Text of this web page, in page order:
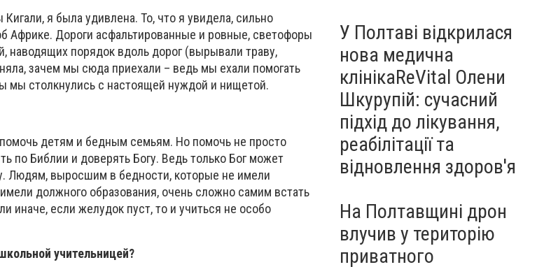
я была удивлена. То, что я увидела, сильно
Африке. Дороги асфальтированные и ровные, светофоры
наводящих порядок вдоль дорог (вырывали траву,
зачем мы сюда приехали – ведь мы ехали помогать
мы столкнулись с настоящей нуждой и нищетой.
детям и бедным семьям. Но помочь не просто
по Библии и доверять Богу. Ведь только Бог может
Людям, выросшим в бедности, которые не имели
должного образования, очень сложно самим встать
иначе, если желудок пуст, то и учиться не особо
учительницей?
У Полтаві відкрилася
нова медична
клінікаReVital Олени
Шкурупій: сучасний
підхід до лікування,
реабілітації та
відновлення здоров'я
На Полтавщині дрон
влучив у територію
приватного